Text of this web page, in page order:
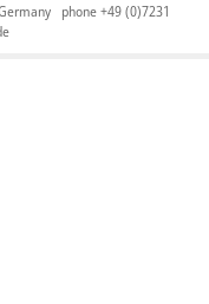
phone +49 (0)7231